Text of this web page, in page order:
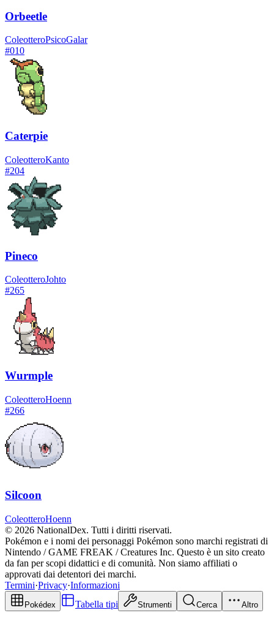
Orbeetle
ColeotteroPsicoGalar
#010
Caterpie
ColeotteroKanto
#204
Pineco
ColeotteroJohto
#265
Wurmple
ColeotteroHoenn
#266
Silcoon
ColeotteroHoenn
© 2026 NationalDex. Tutti i diritti riservati.
Pokémon e i nomi dei personaggi Pokémon sono marchi registrati di
Nintendo / GAME FREAK / Creatures Inc. Questo è un sito creato
da fan per scopi didattici e di comunità. Non siamo affiliati o
approvati dai detentori dei marchi.
Termini·Privacy·Informazioni
Pokédex Tabella tipi Strumenti Cerca Altro